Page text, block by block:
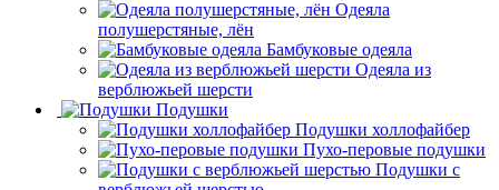
Одеяла
полушерстяные, лён
Бамбуковые одеяла
Одеяла из
верблюжьей шерсти
Подушки
Подушки холлофайбер
Пухо-перовые подушки
Подушки с